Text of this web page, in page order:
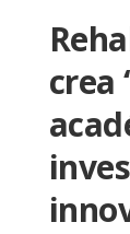
crea